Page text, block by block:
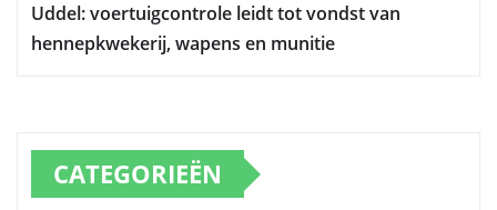
Uddel: voertuigcontrole leidt tot vondst van
hennepkwekerij, wapens en munitie
CATEGORIEËN